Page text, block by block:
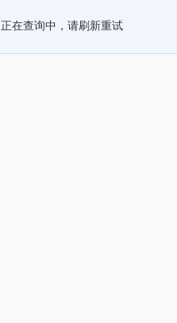
正在查询中，请刷新重试